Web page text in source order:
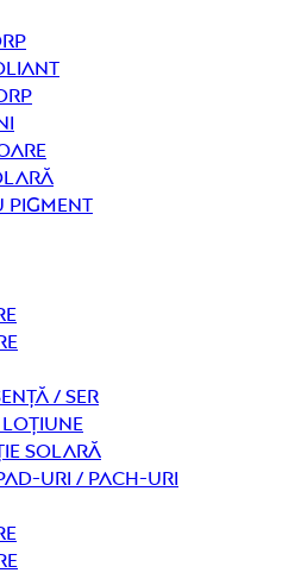
pigment
/ Ser
Loțiune
solară
uri / Pach-uri